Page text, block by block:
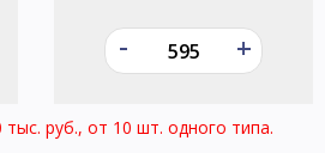
- +
руб., от 10 шт. одного типа.